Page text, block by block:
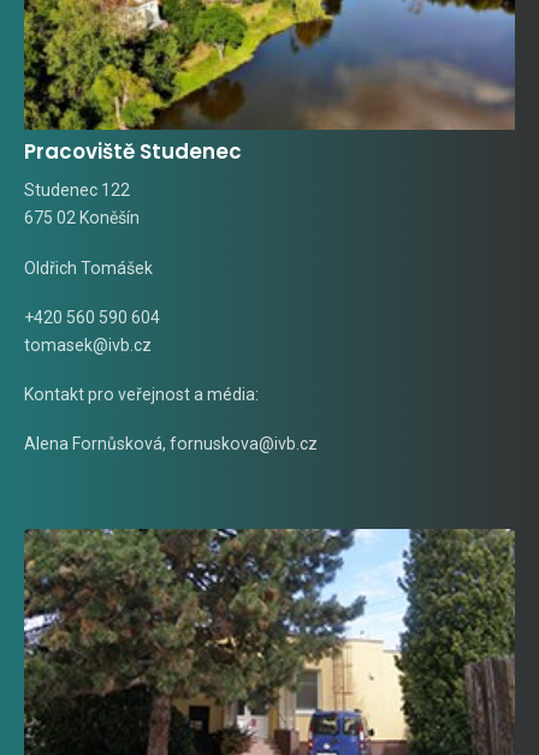
Pracoviště Studenec
Studenec 122
675 02 Koněšín
Oldřich Tomášek
+420 560 590 604
tomasek@ivb.cz
Kontakt pro veřejnost a média:
Alena Fornůsková, fornuskova@ivb.cz